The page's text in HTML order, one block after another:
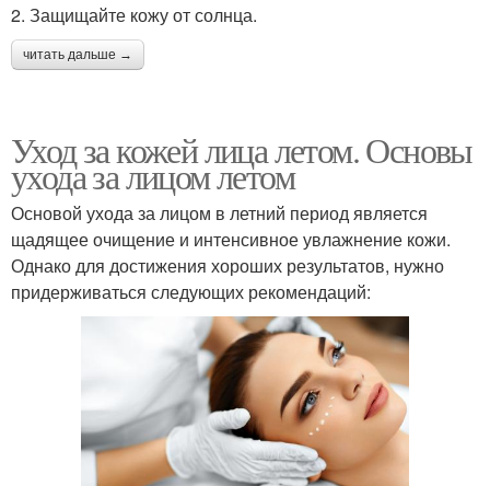
2. Защищайте кожу от солнца.
читать дальше →
Уход за кожей лица летом. Основы
ухода за лицом летом
Основой ухода за лицом в летний период является
щадящее очищение и интенсивное увлажнение кожи.
Однако для достижения хороших результатов, нужно
придерживаться следующих рекомендаций: